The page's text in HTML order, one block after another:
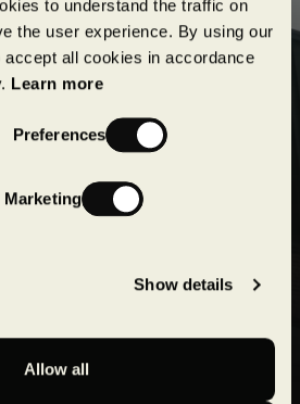
to understand the traffic on
the user experience. By using our
all cookies in accordance
Learn more
Preferences
Marketing
Show details
Allow all
venir !
Soumettre